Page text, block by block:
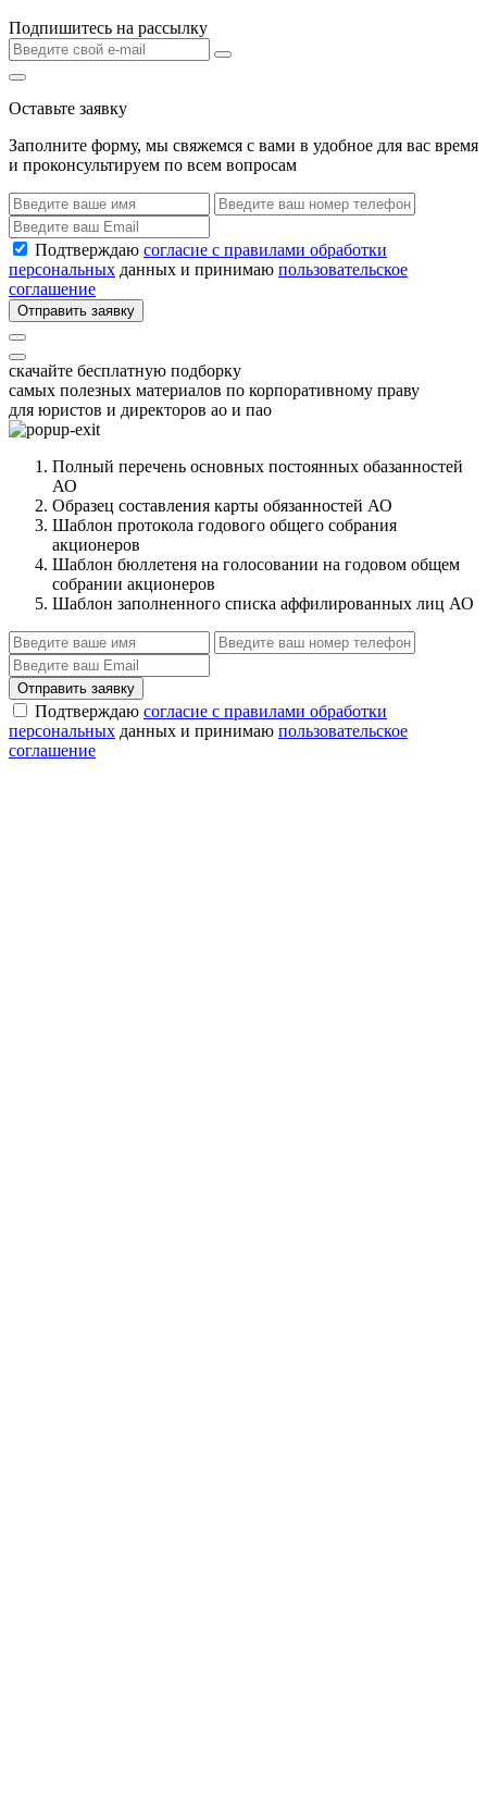
Подпишитесь на рассылку
Оставьте заявку
Заполните форму, мы свяжемся с вами в удобное для вас время
и проконсультируем по всем вопросам
Подтверждаю согласие с правилами обработки
персональных данных и принимаю пользовательское
соглашение
Отправить заявку
скачайте бесплатную подборку
самых полезных материалов по корпоративному праву
для юристов и директоров ао и пао
Полный перечень основных постоянных обазанностей
АО
Образец составления карты обязанностей АО
Шаблон протокола годового общего собрания
акционеров
Шаблон бюллетеня на голосовании на годовом общем
собрании акционеров
Шаблон заполненного списка аффилированных лиц АО
Отправить заявку
Подтверждаю согласие с правилами обработки
персональных данных и принимаю пользовательское
соглашение